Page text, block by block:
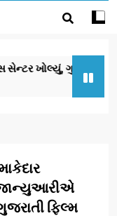
ખોલ્યું, ગુજરાતમાં
ફિલ્મ